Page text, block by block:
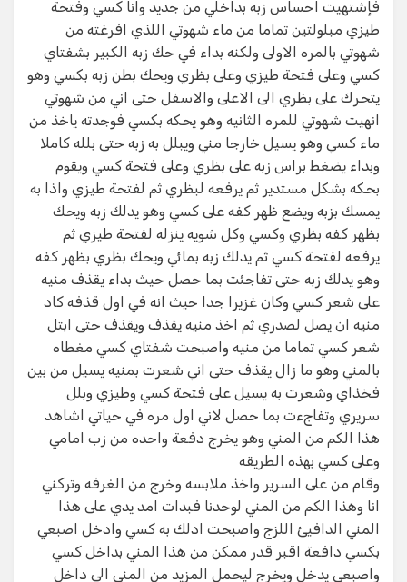
فإشتهيت احساس زبه بداخلي من جديد وانا كسي وفتحة
طيزي مبلولتين تماما من ماء شهوتي اللذي افرغته من
شهوتي بالمره الاولى ولكنه بداء في حك زبه الكبير بشفتاي
كسي وعلى فتحة طيزي وعلى بظري ويحك بطن زبه بكسي وهو
يتحرك على بظري الى الاعلى والاسفل حتى اني من شهوتي
انهيت شهوتي للمره الثانيه وهو يحكه بكسي فوجدته ياخذ من
ماء كسي وهو يسيل خارجا مني ويبلل به زبه حتى بلله كاملا
وبداء يضغط براس زبه على بظري وعلى فتحة كسي ويقوم
بحكه بشكل مستدير ثم يرفعه لبظري ثم لفتحة طيزي واذا به
يمسك بزبه ويضع ظهر كفه على كسي وهو يدلك زبه ويحك
بظهر كفه بظري وكسي وكل شويه ينزله لفتحة طيزي ثم
يرفعه لفتحة كسي ثم يدلك زبه بمائي ويحك بظري بظهر كفه
وهو يدلك زبه حتى تفاجئت بما حصل حيث بداء يقذف منيه
على شعر كسي وكان غزيرا جدا حيث انه في اول قذفه كاد
منيه ان يصل لصدري ثم اخذ منيه يقذف ويقذف حتى ابتل
شعر كسي تماما من منيه واصبحت شفتاي كسي مغطاه
بالمني وهو ما زال يقذف حتى اني شعرت بمنيه يسيل من بين
فخذاي وشعرت به يسيل على فتحة كسي وطيزي وبلل
سريري وتفاجءت بما حصل لاني اول مره في حياتي اشاهد
هذا الكم من المني وهو يخرج دفعة واحده من زب امامي
وعلى كسي بهذه الطريقه
وقام من على السرير واخذ ملابسه وخرج من الغرفه وتركني
انا وهذا الكم من المني لوحدنا فبدات امد يدي على هذا
المني الدافيئ اللزج واصبحت ادلك به كسي وادخل اصبعي
بكسي دافعة اقبر قدر ممكن من هذا المني بداخل كسي
واصبعي يدخل ويخرج ليحمل المزيد من المني الى داخل